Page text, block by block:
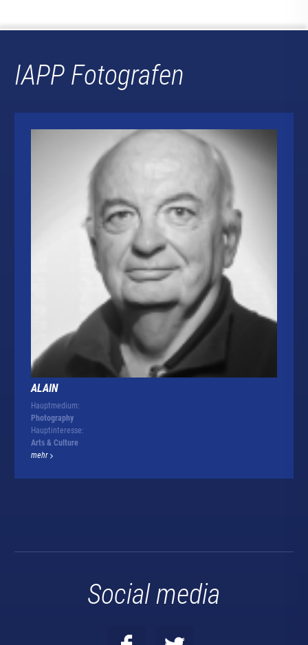
IAPP Fotografen
ALAIN
Hauptmedium:
Photography
Hauptinteresse:
Arts & Culture
mehr
Social media